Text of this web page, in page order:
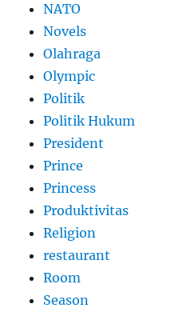
NATO
Novels
Olahraga
Olympic
Politik
Politik Hukum
President
Prince
Princess
Produktivitas
Religion
restaurant
Room
Season